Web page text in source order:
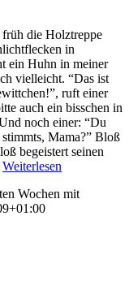
früh die Holztreppe
in
ein Huhn in meiner
vielleicht. “Das ist
ruft einer
auch ein bisschen in
noch einer: “Du
Mama?” Bloß
begeistert seinen
Weiterlesen
Wochen mit